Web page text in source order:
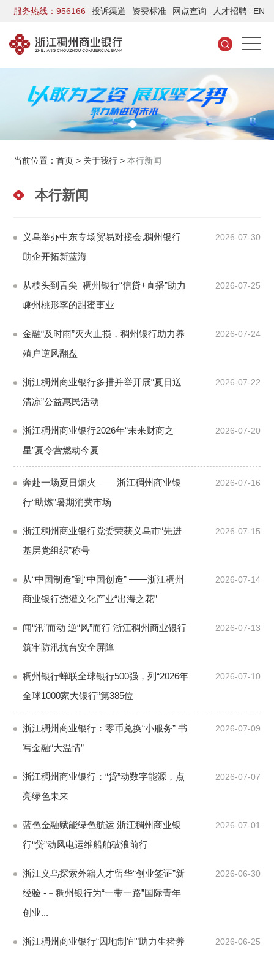
服务热线：956166 投诉渠道 资费标准 网点查询 人才招聘 EN
当前位置：首页 > 关于我行 >本行新闻
本行新闻
义乌举办中东专场贸易对接会,稠州银行
助企开拓新蓝海
2026-07-30
从枝头到舌尖 稠州银行“信贷+直播”助力
嵊州桃形李的甜蜜事业
2026-07-25
金融“及时雨”灭火止损，稠州银行助力养
殖户逆风翻盘
2026-07-24
浙江稠州商业银行多措并举开展“夏日送
清凉”公益惠民活动
2026-07-22
浙江稠州商业银行2026年“未来财商之
星”夏令营燃动今夏
2026-07-20
奔赴一场夏日烟火 ——浙江稠州商业银
行“助燃”暑期消费市场
2026-07-16
浙江稠州商业银行党委荣获义乌市“先进
基层党组织”称号
2026-07-15
从“中国制造”到“中国创造” ——浙江稠州
商业银行浇灌文化产业“出海之花”
2026-07-14
闻“汛”而动 逆“风”而行 浙江稠州商业银行
筑牢防汛抗台安全屏障
2026-07-13
稠州银行蝉联全球银行500强，列“2026年
全球1000家大银行”第385位
2026-07-10
浙江稠州商业银行：零币兑换“小服务” 书
写金融“大温情”
2026-07-09
浙江稠州商业银行：“贷”动数字能源，点
亮绿色未来
2026-07-07
蓝色金融赋能绿色航运 浙江稠州商业银
行“贷”动风电运维船舶破浪前行
2026-07-01
浙江义乌探索外籍人才留华“创业签证”新
经验 -－稠州银行为“一带一路”国际青年
创业...
2026-06-30
浙江稠州商业银行“因地制宜”助力生猪养
2026-06-25